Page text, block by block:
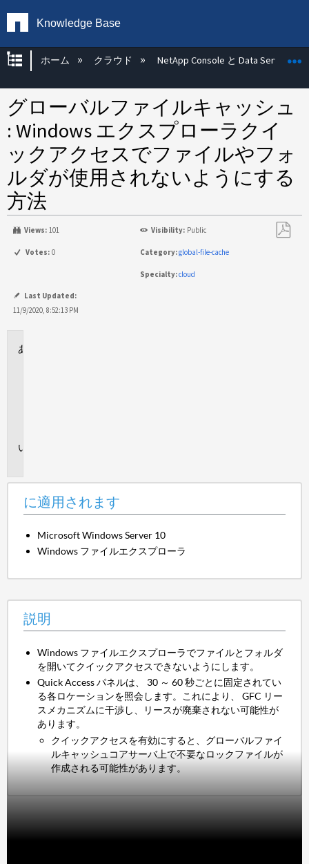
Knowledge Base
グローバル階層を展開/折りたたむ
ホーム クラウド NetApp Console と Data Services
グローバルファイルキャッシュ
: Windows エクスプローラクイ
ックアクセスでファイルやフォ
ルダが使用されないようにする
方法
Views: 101 Visibility: Public
Votes: 0 Category:global-file-cache
Specialty:cloud
Last Updated:
11/9/2020, 8:52:13 PM
に適用されます
Microsoft Windows Server 10
Windows ファイルエクスプローラ
説明
Windows ファイルエクスプローラでファイルとフォルダ
を開いてクイックアクセスできないようにします。
Quick Access パネルは、 30 ～ 60 秒ごとに固定されてい
る各ロケーションを照会します。これにより、 GFC リー
スメカニズムに干渉し、リースが廃棄されない可能性が
あります。
クイックアクセスを有効にすると、グローバルファイ
ルキャッシュコアサーバ上で不要なロックファイルが
作成される可能性があります。